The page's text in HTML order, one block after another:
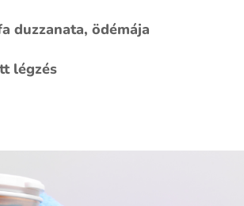
duzzanata, ödémája
légzés